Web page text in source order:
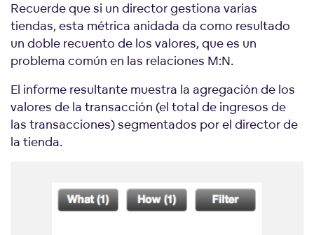
Recuerde que si un director gestiona varias
tiendas, esta métrica anidada da como resultado
un doble recuento de los valores, que es un
problema común en las relaciones M:N.
El informe resultante muestra la agregación de los
valores de la transacción (el total de ingresos de
las transacciones) segmentados por el director de
la tienda.